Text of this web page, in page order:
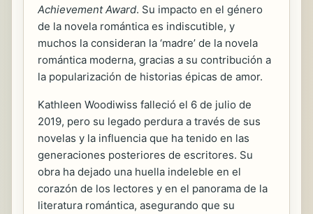
Achievement Award. Su impacto en el género
de la novela romántica es indiscutible, y
muchos la consideran la ‘madre’ de la novela
romántica moderna, gracias a su contribución a
la popularización de historias épicas de amor.
Kathleen Woodiwiss falleció el 6 de julio de
2019, pero su legado perdura a través de sus
novelas y la influencia que ha tenido en las
generaciones posteriores de escritores. Su
obra ha dejado una huella indeleble en el
corazón de los lectores y en el panorama de la
literatura romántica, asegurando que su